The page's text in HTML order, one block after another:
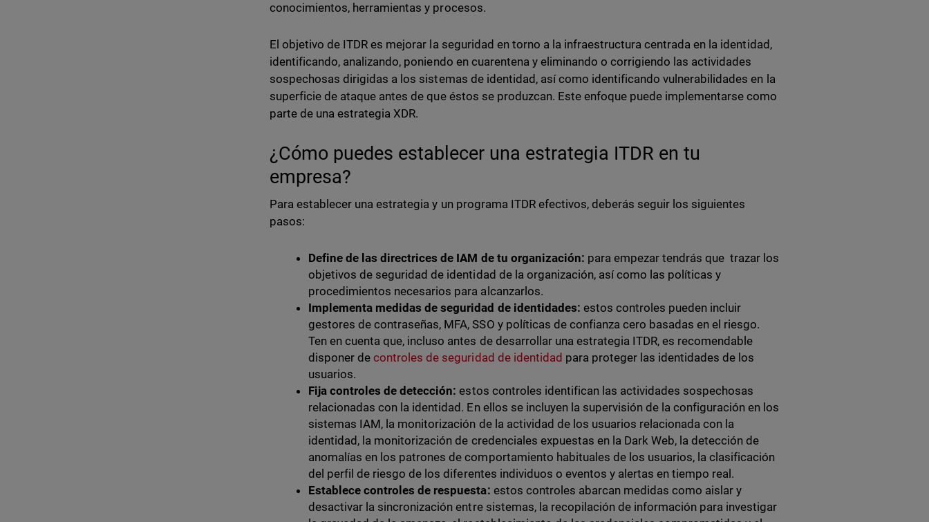
conocimientos, herramientas y procesos.
El objetivo de ITDR es mejorar la seguridad en torno a la infraestructura centrada en la identidad,
identificando, analizando, poniendo en cuarentena y eliminando o corrigiendo las actividades
sospechosas dirigidas a los sistemas de identidad, así como identificando vulnerabilidades en la
superficie de ataque antes de que éstos se produzcan. Este enfoque puede implementarse como
parte de una estrategia XDR.
¿Cómo puedes establecer una estrategia ITDR en tu
empresa?
Para establecer una estrategia y un programa ITDR efectivos, deberás seguir los siguientes
pasos:
Define de las directrices de IAM de tu organización: para empezar tendrás que trazar los
objetivos de seguridad de identidad de la organización, así como las políticas y
procedimientos necesarios para alcanzarlos.
Implementa medidas de seguridad de identidades: estos controles pueden incluir
gestores de contraseñas, MFA, SSO y políticas de confianza cero basadas en el riesgo.
Ten en cuenta que, incluso antes de desarrollar una estrategia ITDR, es recomendable
disponer decontroles de seguridad de identidad para proteger las identidades de los
usuarios.
Fija controles de detección: estos controles identifican las actividades sospechosas
relacionadas con la identidad. En ellos se incluyen la supervisión de la configuración en los
sistemas IAM, la monitorización de la actividad de los usuarios relacionada con la
identidad, la monitorización de credenciales expuestas en la Dark Web, la detección de
anomalías en los patrones de comportamiento habituales de los usuarios, la clasificación
del perfil de riesgo de los diferentes individuos o eventos y alertas en tiempo real.
Establece controles de respuesta: estos controles abarcan medidas como aislar y
desactivar la sincronización entre sistemas, la recopilación de información para investigar